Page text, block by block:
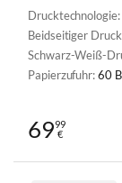
Drucktechnologie:
Beidseitiger
Schwarz-Weiß-
Papierzufuhr:60
6999
€